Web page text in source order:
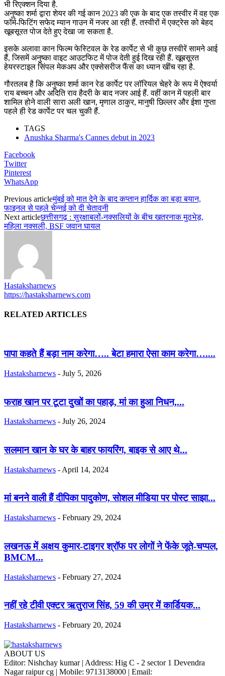
भी रिएक्शन दिया है.
अनुष्का शर्मा द्वारा शेयर की गई कान 2023 की एक के बाद एक तस्वीर में वह एक
फॉर्म-फिटिंग सफेद म्यान गाउन में नजर आ रही हैं. तस्वीरों में एक्ट्रेस को बेहद
खूबसूरत पोज देते हुए देखा जा सकता है.
इसके अलावा कान फिल्म फेस्टिवल के रेड कार्पेट से भी कुछ तस्वीरें सामने आई
हैं, जिसमें अनुष्का वाइट आउटफिट में पोज देती हुई दिख रही हैं. खूबसूरत
हेयरस्टाइल सिंपल मेकअप और एक्सेसरीज फैंस का ध्यान खींच रहा है.
गौरतलब है कि अनुष्का शर्मा कान रेड कार्पेट पर लॉरियल चेहरे के रूप में ऐश्वर्या
राय बच्चन और अदिति राव हैदरी के बाद नजर आई हैं. वहीं कान में पहली बार
शामिल होने वाली सारा अली खान, मृणाल ठाकुर, मानुषी छिल्लर और ईशा गुप्ता
पहले ही रेड कार्पेट पर चल चुकी हैं.
TAGS
Anushka Sharma's Cannes debut in 2023
Facebook
Twitter
Pinterest
WhatsApp
Previous articleमुंबई को मात देने के बाद कप्तान हार्दिक का बड़ा बयान,
फाइनल से पहले चेन्नई को दी चेतावनी
Next articleछत्तीसगढ़ : सुरक्षाबलों-नक्सलियों के बीच खतरनाक मुठभेड़,
महिला नक्सली, BSF जवान घायल
Hastaksharnews
https://hastaksharnews.com
RELATED ARTICLES
पापा कहते हैं बड़ा नाम करेगा….. बेटा हमारा ऐसा काम करेगा…....
Hastaksharnews - July 5, 2026
फराह खान पर टूटा दुखों का पहाड़, मां का हुआ निधन,...
Hastaksharnews - July 26, 2024
सलमान खान के घर के बाहर फायरिंग, बाइक से आए थे...
Hastaksharnews - April 14, 2024
मां बनने वाली हैं दीपिका पादुकोण, सोशल मीडिया पर पोस्ट साझा...
Hastaksharnews - February 29, 2024
लखनऊ में अक्षय कुमार-टाइगर श्रॉफ पर लोगों ने फेंके जूते-चप्पल,
BMCM...
Hastaksharnews - February 27, 2024
नहीं रहे टीवी एक्टर ऋतुराज सिंह, 59 की उम्र में कार्डियक...
Hastaksharnews - February 20, 2024
ABOUT US
Editor: Nishchay kumar | Address: Hig C - 2 sector 1 Devendra
Nagar raipur cg | Mobile: 9713138000 | Email: